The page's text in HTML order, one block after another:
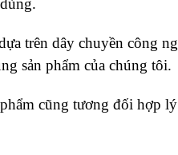
trên dây chuyền công
sản phẩm của chúng tôi.
cũng tương đối hợp